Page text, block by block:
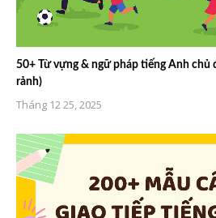
50+ Từ vựng & ngữ pháp tiếng Anh chủ
rảnh)
Tháng 12 25, 2025